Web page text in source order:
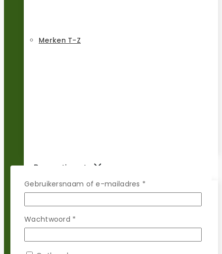
Merken T-Z
Reparatie sets
Gebruikersnaam of e-mailadres *
Wachtwoord *